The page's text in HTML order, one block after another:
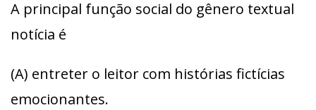
A principal função social do gênero textual
notícia é
(A) entreter o leitor com histórias fictícias
emocionantes.